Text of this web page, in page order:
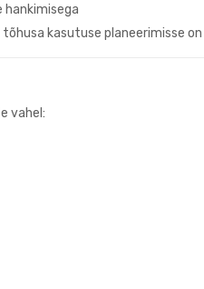
hankimisega
tõhusa kasutuse planeerimisse
vahel: